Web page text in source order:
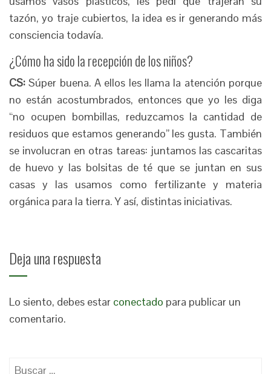
tazón, yo traje cubiertos, la idea es ir generando más
consciencia todavía.
¿Cómo ha sido la recepción de los niños?
CS: Súper buena. A ellos les llama la atención porque
no están acostumbrados, entonces que yo les diga
“no ocupen bombillas, reduzcamos la cantidad de
residuos que estamos generando” les gusta. También
se involucran en otras tareas: juntamos las cascaritas
de huevo y las bolsitas de té que se juntan en sus
casas y las usamos como fertilizante y materia
orgánica para la tierra. Y así, distintas iniciativas.
Deja una respuesta
Lo siento, debes estar conectado para publicar un
comentario.
Buscar: